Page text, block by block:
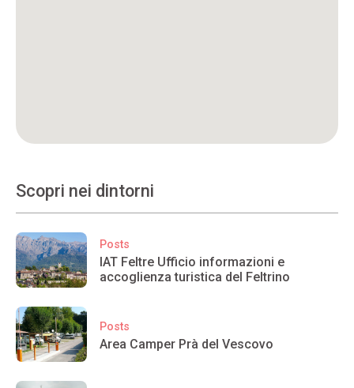
Scopri nei dintorni
Posts
IAT Feltre Ufficio informazioni e
accoglienza turistica del Feltrino
Posts
Area Camper Prà del Vescovo